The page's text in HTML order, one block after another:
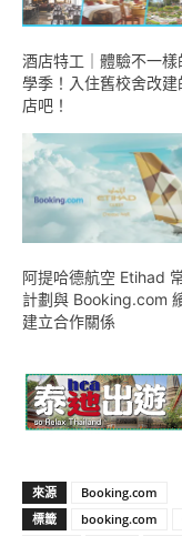
酒店特工｜體驗不一樣
學季！入住舊校舍改建
店吧！
阿提哈德航空 Etihad
計劃與 Booking.com
建立合作關係
來源
Booking.com
標籤
booking.com